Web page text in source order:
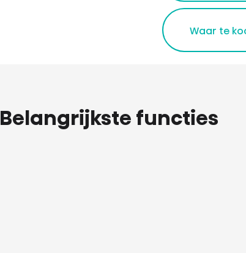
Waar te
Belangrijkste functies